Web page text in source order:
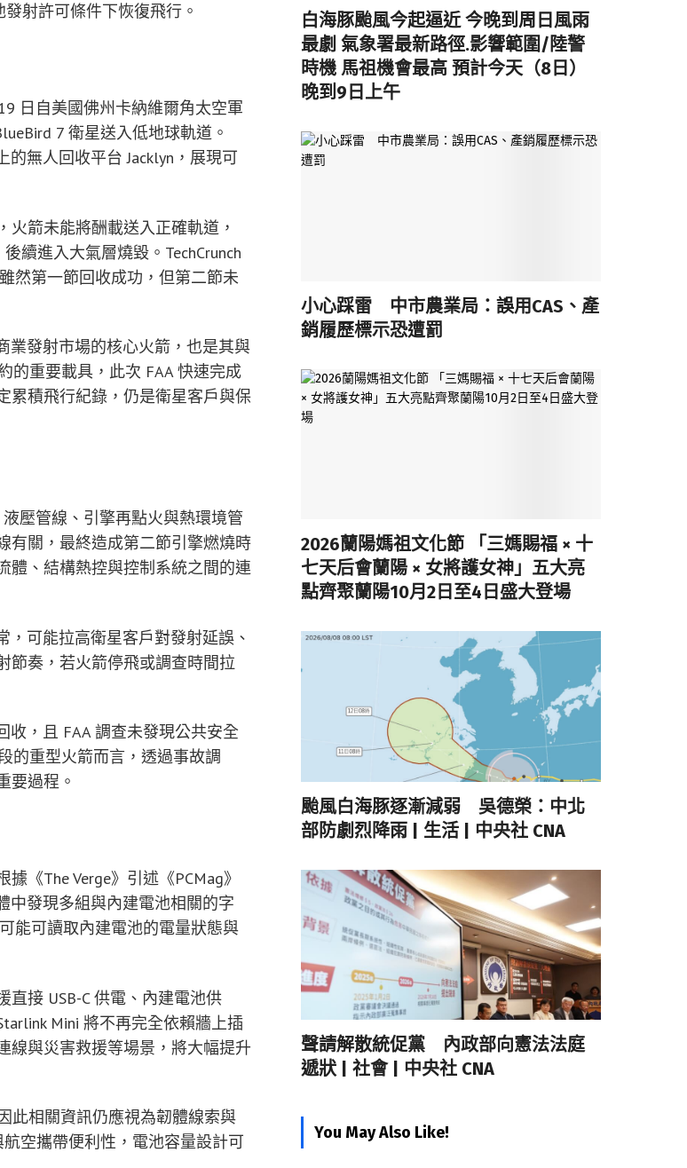
射許可條件下恢復飛行。
日自美國佛州卡納維爾角太空軍
7 衛星送入低地球軌道。
無人回收平台 Jacklyn，展現可
箭未能將酬載送入正確軌道，
續進入大氣層燒毀。TechCrunch
然第一節回收成功，但第二節未
業發射市場的核心火箭，也是其與
的重要載具，此次 FAA 快速完成
累積飛行紀錄，仍是衛星客戶與保
壓管線、引擎再點火與熱環境管
有關，最終造成第二節引擎燃燒時
體、結構熱控與控制系統之間的連
，可能拉高衛星客戶對發射延誤、
節奏，若火箭停飛或調查時間拉
收，且 FAA 調查未發現公共安全
的重型火箭而言，透過事故調
要過程。
《The Verge》引述《PCMag》
中發現多組與內建電池相關的字
能可讀取內建電池的電量狀態與
接 USB-C 供電、內建電池供
Mini 將不再完全依賴牆上插
線與災害救援等場景，將大幅提升
此相關資訊仍應視為韌體線索與
空攜帶便利性，電池容量設計可
白海豚颱風今起逼近 今晚到周日風雨
最劇 氣象署最新路徑.影響範圍/陸警
時機 馬祖機會最高 預計今天（8日）
晚到9日上午
小心踩雷 中市農業局：誤用CAS、產
銷履歷標示恐遭罰
2026蘭陽媽祖文化節 「三媽賜福 × 十
七天后會蘭陽 × 女將護女神」五大亮
點齊聚蘭陽10月2日至4日盛大登場
颱風白海豚逐漸減弱 吳德榮：中北
部防劇烈降雨 | 生活 | 中央社 CNA
聲請解散統促黨 內政部向憲法法庭
遞狀 | 社會 | 中央社 CNA
You May Also Like!